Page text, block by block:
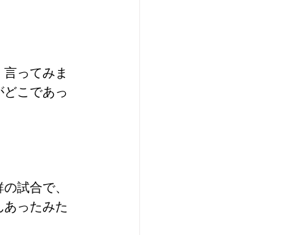
ってみま
こであっ
試合で、
ったみた